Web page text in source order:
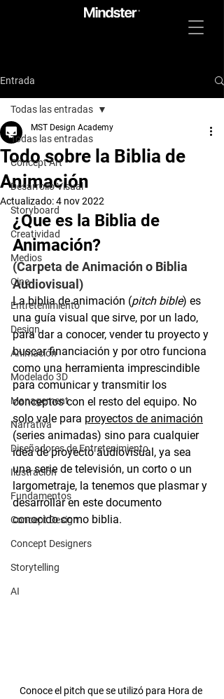
Entrada
Todas las entradas
Concept Art
Desarrollo Visual
Storyboard
Creatividad
Medios
Cine
Entretenimiento
Design
Animación
Modelado 3D
Management
Narrativa
Diseñadores de Entretenimiento
Ilustración
Fundamentos
Concept Design
Concept Designers
Storytelling
AI
Todas las entradas
Todo sobre la Biblia de
Animación
MST Design Academy
Actualizado:4 nov 2022
¿Que es la Biblia de
Animación?
(Carpeta de Animación o Biblia
Audiovisual)
La biblia de animación (pitch bible) es
una guía visual que sirve, por un lado,
para dar a conocer, vender tu proyecto y
buscar financiación y por otro funciona
como una herramienta imprescindible
para comunicar y transmitir los
conceptos con el resto del equipo. No
solo vale para proyectos de animación
(series animadas) sino para cualquier
idea de proyecto audiovisual, ya sea
una serie de televisión, un corto o un
largometraje, la tenemos que plasmar y
desarrollar en este documento
conocido como biblia.
Conoce el pitch que se utilizó para Hora de